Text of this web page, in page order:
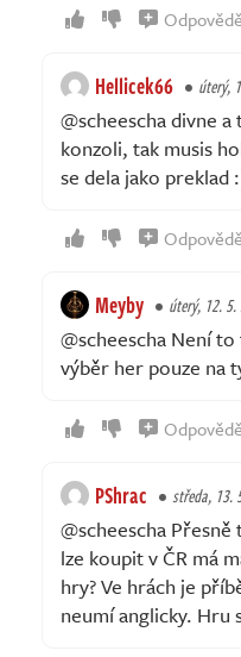
Hellicek66 úterý,
@scheescha divne
konzoli, tak musis
se dela jako preklad
Meyby úterý, 12.
@scheescha Není
výběr her pouze na
PShrac středa, 13.
@scheescha
lze koupit v ČR má
hry? Ve hrách je
neumí anglicky. Hru